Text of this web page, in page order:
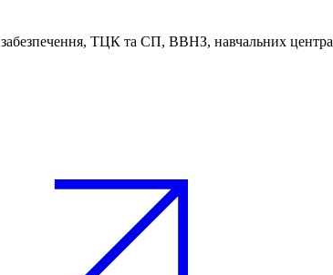
забезпечення, ТЦК та СП, ВВНЗ, навчальних